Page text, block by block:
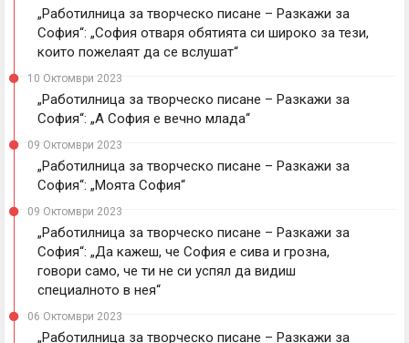
„Работилница за творческо писане – Разкажи за
София“: „София отваря обятията си широко за тези,
които пожелаят да се вслушат“
10 Октомври 2023
„Работилница за творческо писане – Разкажи за
София“: „А София е вечно млада“
09 Октомври 2023
„Работилница за творческо писане – Разкажи за
София“: „Моята София“
09 Октомври 2023
„Работилница за творческо писане – Разкажи за
София“: „Да кажеш, че София е сива и грозна,
говори само, че ти не си успял да видиш
специалното в нея“
06 Октомври 2023
„Работилница за творческо писане – Разкажи за